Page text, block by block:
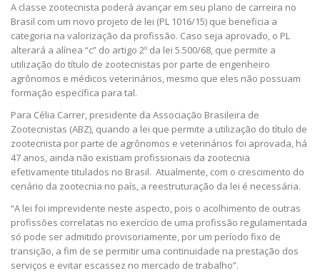
A classe zootecnista poderá avançar em seu plano de carreira no
Brasil com um novo projeto de lei (PL 1016/15) que beneficia a
categoria na valorização da profissão. Caso seja aprovado, o PL
alterará a alínea “c” do artigo 2º da lei 5.500/68, que permite a
utilização do título de zootecnistas por parte de engenheiro
agrônomos e médicos veterinários, mesmo que eles não possuam
formação específica para tal.
Para Célia Carrer, presidente da Associação Brasileira de
Zootecnistas (ABZ), quando a lei que permite a utilização do título de
zootecnista por parte de agrônomos e veterinários foi aprovada, há
47 anos, ainda não existiam profissionais da zootecnia
efetivamente titulados no Brasil. Atualmente, com o crescimento do
cenário da zootecnia no país, a reestruturação da lei é necessária.
“A lei foi imprevidente neste aspecto, pois o acolhimento de outras
profissões correlatas no exercício de uma profissão regulamentada
só pode ser admitido provisoriamente, por um período fixo de
transição, a fim de se permitir uma continuidade na prestação dos
serviços e evitar escassez no mercado de trabalho”.